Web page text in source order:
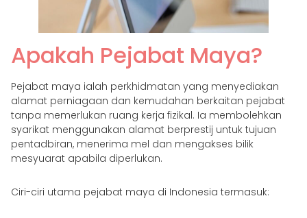
Apakah Pejabat Maya?
Pejabat maya ialah perkhidmatan yang menyediakan
alamat perniagaan dan kemudahan berkaitan pejabat
tanpa memerlukan ruang kerja fizikal. Ia membolehkan
syarikat menggunakan alamat berprestij untuk tujuan
pentadbiran, menerima mel dan mengakses bilik
mesyuarat apabila diperlukan.
Ciri-ciri utama pejabat maya di Indonesia termasuk: